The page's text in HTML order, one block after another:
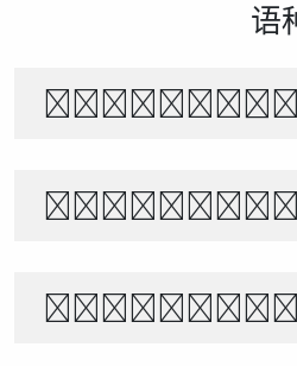
语
风起时，花落无声
The
Белый